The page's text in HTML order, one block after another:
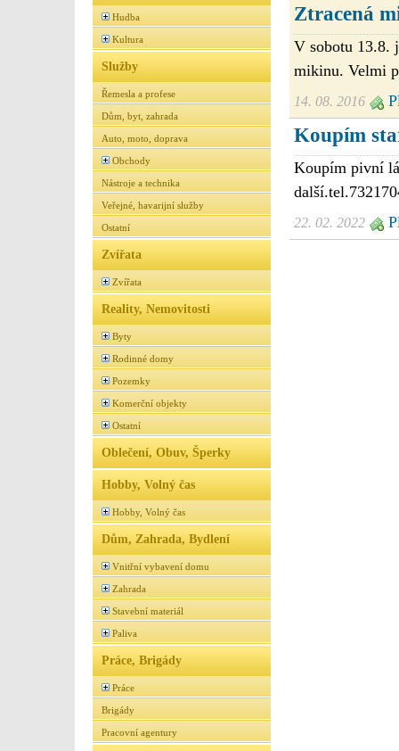
Hudba
Kultura
Služby
Řemesla a profese
Dům, byt, zahrada
Auto, moto, doprava
Obchody
Nástroje a technika
Veřejné, havarijní služby
Ostatní
Zvířata
Zvířata
Reality, Nemovitosti
Byty
Rodinné domy
Pozemky
Komerční objekty
Ostatní
Oblečení, Obuv, Šperky
Hobby, Volný čas
Hobby, Volný čas
Dům, Zahrada, Bydlení
Vnitřní vybavení domu
Zahrada
Stavební materiál
Paliva
Práce, Brigády
Práce
Brigády
Pracovní agentury
Ztracená
V sobotu 13.8.
mikinu. Velmi
14. 08. 2016
Koupím
Koupím pivní
22. 02. 2022